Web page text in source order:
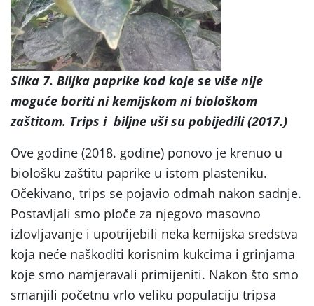
Slika 7. Biljka paprike kod koje se više nije
moguće boriti ni kemijskom ni biološkom
zaštitom. Trips i biljne uši su pobijedili (2017.)
Ove godine (2018. godine) ponovo je krenuo u
biološku zaštitu paprike u istom plasteniku.
Očekivano, trips se pojavio odmah nakon sadnje.
Postavljali smo ploče za njegovo masovno
izlovljavanje i upotrijebili neka kemijska sredstva
koja neće naškoditi korisnim kukcima i grinjama
koje smo namjeravali primijeniti. Nakon što smo
smanjili početnu vrlo veliku populaciju tripsa